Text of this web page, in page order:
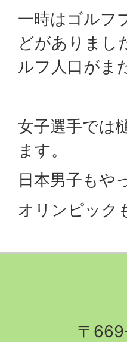
一時はゴルフ
どがありまし
ルフ人口がま
女子選手では
ます。
日本男子もや
オリンピック
〒